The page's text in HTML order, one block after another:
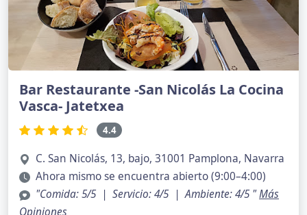
Bar Restaurante -San Nicolás La Cocina
Vasca- Jatetxea
4.4
C. San Nicolás, 13, bajo, 31001 Pamplona, Navarra
Ahora mismo se encuentra abierto (9:00–4:00)
"Comida: 5/5 | Servicio: 4/5 | Ambiente: 4/5 "Más